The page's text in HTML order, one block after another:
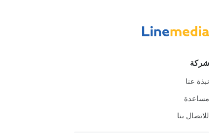
شركة
نبذة عنا
مساعدة
للاتصال بنا